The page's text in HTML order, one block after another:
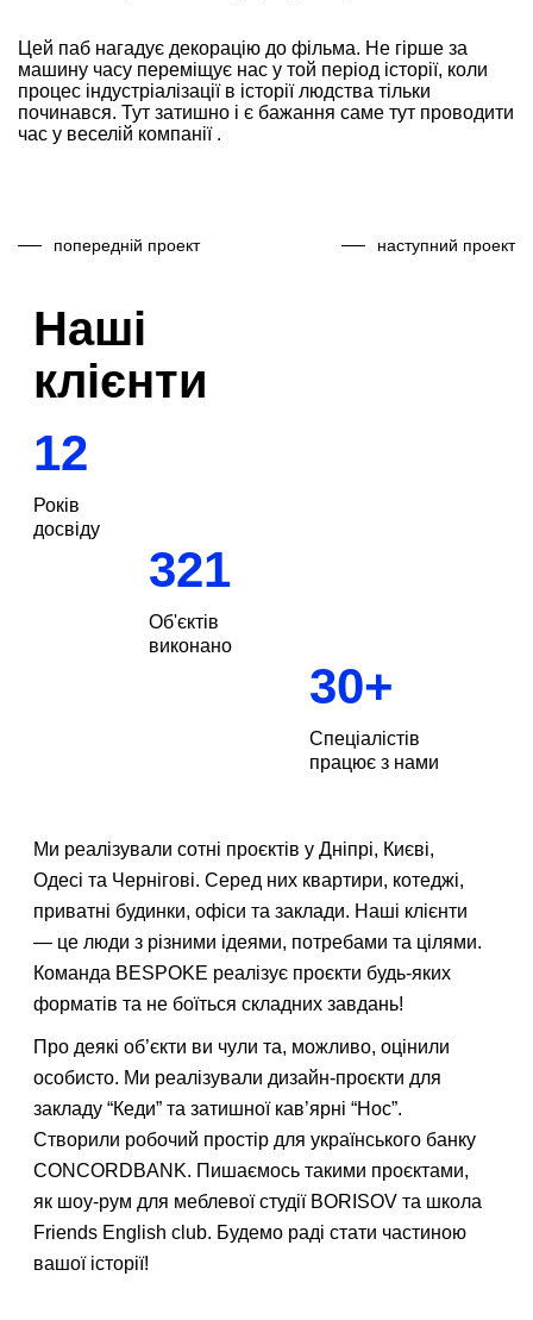
Цей паб нагадує декорацію до фільма. Не гірше за
машину часу переміщує нас у той період історії, коли
процес індустріалізації в історії людства тільки
починався. Тут затишно і є бажання саме тут проводити
час у веселій компанії .
попередній проект наступний проект
Наші
клієнти
12
Років
досвіду
321
Об'єктів
виконано
30+
Спеціалістів
працює з нами
Ми реалізували сотні проєктів у Дніпрі, Києві,
Одесі та Чернігові. Серед них квартири, котеджі,
приватні будинки, офіси та заклади. Наші клієнти
— це люди з різними ідеями, потребами та цілями.
Команда BESPOKE реалізує проєкти будь-яких
форматів та не боїться складних завдань!
Про деякі об’єкти ви чули та, можливо, оцінили
особисто. Ми реалізували дизайн-проєкти для
закладу “Кеди” та затишної кав’ярні “Нос”.
Створили робочий простір для українського банку
CONCORDBANK. Пишаємось такими проєктами,
як шоу-рум для меблевої студії BORISOV та школа
Friends English club. Будемо раді стати частиною
вашої історії!
електронною поштою.
дзвінок